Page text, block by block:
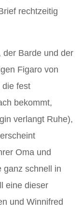
rechtzeitig
der Barde und der
Figaro von
die fest
bekommt,
verlangt Ruhe),
Oma und
ganz schnell in
eine dieser
und Winnifred